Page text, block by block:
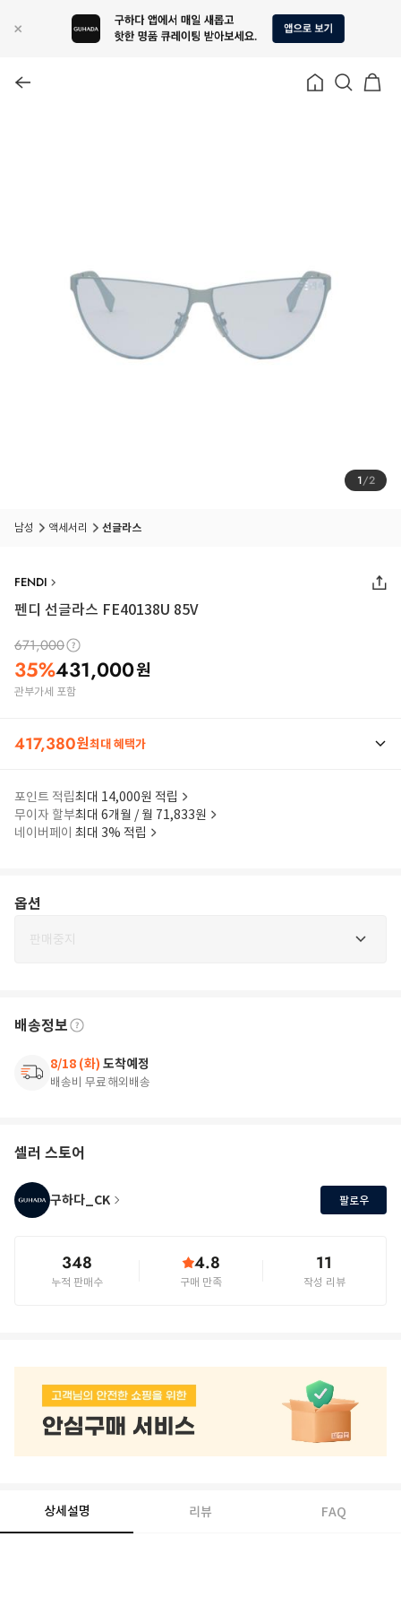
1/2
남성 액세서리 선글라스
FENDI
펜디 선글라스 FE40138U 85V
671,000
35%431,000원
관부가세 포함
417,380원최대 혜택가
포인트 적립최대 14,000원 적립
무이자 할부최대 6개월 / 월 71,833원
네이버페이 최대 3% 적립
옵션
판매중지
배송정보
8/18 (화) 도착예정
배송비 무료해외배송
셀러 스토어
구하다_CK 팔로우
348
누적 판매수
4.8
구매 만족
11
작성 리뷰
상세설명 리뷰 FAQ